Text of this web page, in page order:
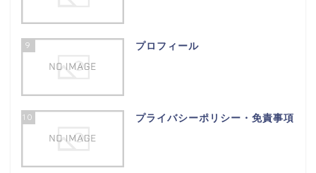
9 プロフィール
10 プライバシーポリシー・免責事項